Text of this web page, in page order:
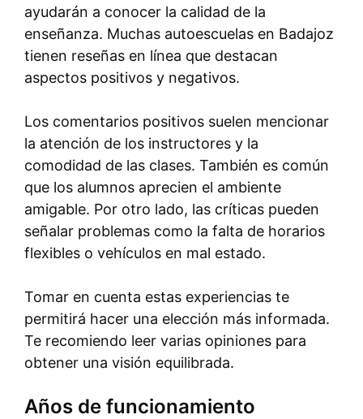
ayudarán a conocer la calidad de la
enseñanza. Muchas autoescuelas en Badajoz
tienen reseñas en línea que destacan
aspectos positivos y negativos.
Los comentarios positivos suelen mencionar
la atención de los instructores y la
comodidad de las clases. También es común
que los alumnos aprecien el ambiente
amigable. Por otro lado, las críticas pueden
señalar problemas como la falta de horarios
flexibles o vehículos en mal estado.
Tomar en cuenta estas experiencias te
permitirá hacer una elección más informada.
Te recomiendo leer varias opiniones para
obtener una visión equilibrada.
Años de funcionamiento